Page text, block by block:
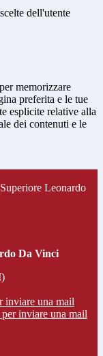
dell'utente
memorizzare
preferita e le tue
esplicite relative alla
dei contenuti e le
Leonardo
Da Vinci
inviare una mail
inviare una mail